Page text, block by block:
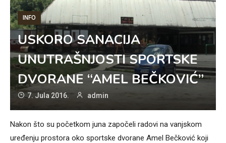
INFO
USKORO SANACIJA
UNUTRAŠNJOSTI SPORTSKE
DVORANE “AMEL BEČKOVIĆ”
7. Jula 2016. admin
Nakon što su početkom juna započeli radovi na vanjskom
uređenju prostora oko sportske dvorane Amel Bečković koji